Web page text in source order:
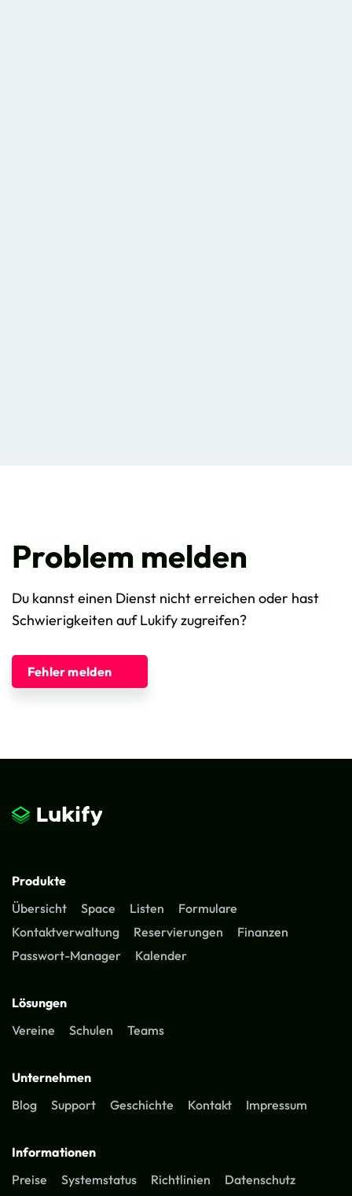
Problem melden
Du kannst einen Dienst nicht erreichen oder hast
Schwierigkeiten auf Lukify zugreifen?
Fehler melden
Produkte
Übersicht
Space Listen
Formulare
Kontaktverwaltung
Reservierungen
Finanzen
Passwort-Manager
Kalender
Lösungen
Vereine
Schulen Teams
Unternehmen
Blog
Support Geschichte Kontakt Impressum
Informationen
Preise
Systemstatus Richtlinien
Datenschutz